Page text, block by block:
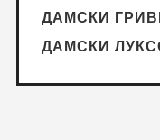
ДАМСКИ
ДАМСКИ